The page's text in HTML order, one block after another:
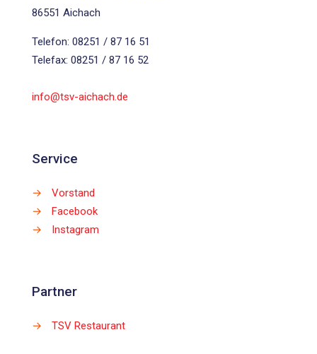
86551 Aichach
Telefon: 08251 / 87 16 51
Telefax: 08251 / 87 16 52
info@tsv-aichach.de
Service
→
Vorstand
→
Facebook
→
Instagram
Partner
→ TSV Restaurant